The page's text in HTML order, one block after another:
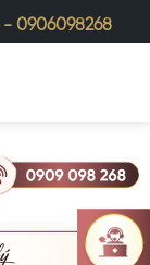
-0906098268